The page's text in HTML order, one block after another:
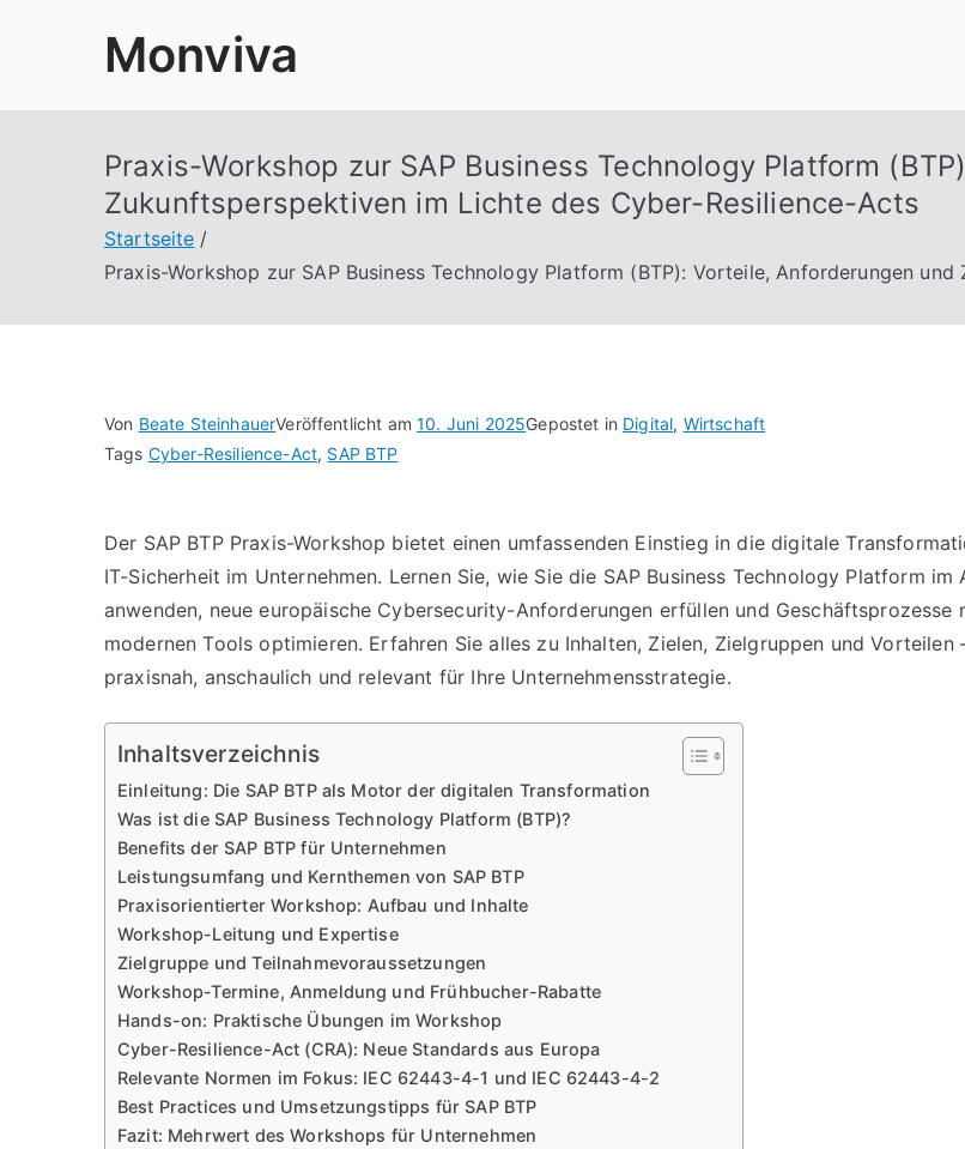
Monviva
Praxis-Workshop zur SAP Business Technology Platform
Zukunftsperspektiven im Lichte des Cyber-Resilience-Acts
Startseite
Praxis-Workshop zur SAP Business Technology Platform (BTP): Vorteile, Anforderungen
Von Beate SteinhauerVeröffentlicht am10. Juni 2025Gepostet in Digital, Wirtschaft
Tags Cyber-Resilience-Act, SAP BTP
Der SAP BTP Praxis-Workshop bietet einen umfassenden Einstieg in die digitale
IT-Sicherheit im Unternehmen. Lernen Sie, wie Sie die SAP Business Technology Platform im
anwenden, neue europäische Cybersecurity-Anforderungen erfüllen und Geschäftsprozesse
modernen Tools optimieren. Erfahren Sie alles zu Inhalten, Zielen, Zielgruppen und Vorteilen
praxisnah, anschaulich und relevant für Ihre Unternehmensstrategie.
Inhaltsverzeichnis
Einleitung: Die SAP BTP als Motor der digitalen Transformation
Was ist die SAP Business Technology Platform (BTP)?
Benefits der SAP BTP für Unternehmen
Leistungsumfang und Kernthemen von SAP BTP
Praxisorientierter Workshop: Aufbau und Inhalte
Workshop-Leitung und Expertise
Zielgruppe und Teilnahmevoraussetzungen
Workshop-Termine, Anmeldung und Frühbucher-Rabatte
Hands-on: Praktische Übungen im Workshop
Cyber-Resilience-Act (CRA): Neue Standards aus Europa
Relevante Normen im Fokus: IEC 62443-4-1 und IEC 62443-4-2
Best Practices und Umsetzungstipps für SAP BTP
Fazit: Mehrwert des Workshops für Unternehmen